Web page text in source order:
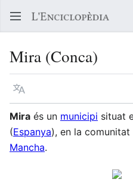
Mira (Conca)
Llegir en un atre idioma
Mira és un municipi situat
(Espanya), en la
Mancha.